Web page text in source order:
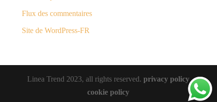
Flux des commentaires
Site de WordPress-FR
Linea Trend 2023, all rights reserved.privacy policy
cookie policy